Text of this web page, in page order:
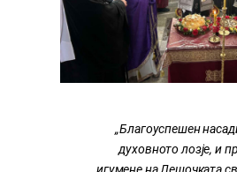
,,Благоуспешен
духовното лозје, и